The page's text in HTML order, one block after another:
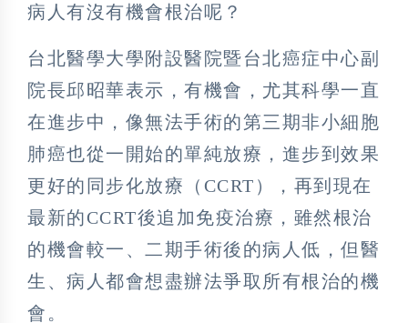
病人有沒有機會根治呢？
台北醫學大學附設醫院暨台北癌症中心副
院長邱昭華表示，有機會，尤其科學一直
在進步中，像無法手術的第三期非小細胞
肺癌也從一開始的單純放療，進步到效果
更好的同步化放療（CCRT），再到現在
最新的CCRT後追加免疫治療，雖然根治
的機會較一、二期手術後的病人低，但醫
生、病人都會想盡辦法爭取所有根治的機
會。